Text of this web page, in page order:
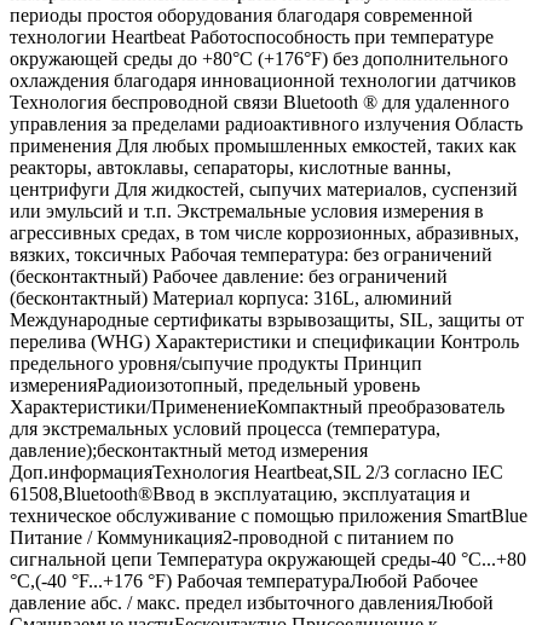
периоды простоя оборудования благодаря современной
технологии Heartbeat Работоспособность при температуре
окружающей среды до +80°C (+176°F) без дополнительного
охлаждения благодаря инновационной технологии датчиков
Технология беспроводной связи Bluetooth ® для удаленного
управления за пределами радиоактивного излучения Область
применения Для любых промышленных емкостей, таких как
реакторы, автоклавы, сепараторы, кислотные ванны,
центрифуги Для жидкостей, сыпучих материалов, суспензий
или эмульсий и т.п. Экстремальные условия измерения в
агрессивных средах, в том числе коррозионных, абразивных,
вязких, токсичных Рабочая температура: без ограничений
(бесконтактный) Рабочее давление: без ограничений
(бесконтактный) Материал корпуса: 316L, алюминий
Международные сертификаты взрывозащиты, SIL, защиты от
перелива (WHG) Характеристики и спецификации Контроль
предельного уровня/сыпучие продукты Принцип
измеренияРадиоизотопный, предельный уровень
Характеристики/ПрименениеКомпактный преобразователь
для экстремальных условий процесса (температура,
давление);бесконтактный метод измерения
Доп.информацияТехнология Heartbeat,SIL 2/3 согласно IEC
61508,Bluetooth®Ввод в эксплуатацию, эксплуатация и
техническое обслуживание с помощью приложения SmartBlue
Питание / Коммуникация2-проводной с питанием по
сигнальной цепи Температура окружающей среды-40 °C...+80
°C,(-40 °F...+176 °F) Рабочая температураЛюбой Рабочее
давление абс. / макс. предел избыточного давленияЛюбой